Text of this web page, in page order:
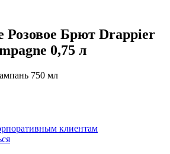
Розовое Брют Drappier
0,75 л
750 мл
клиентам